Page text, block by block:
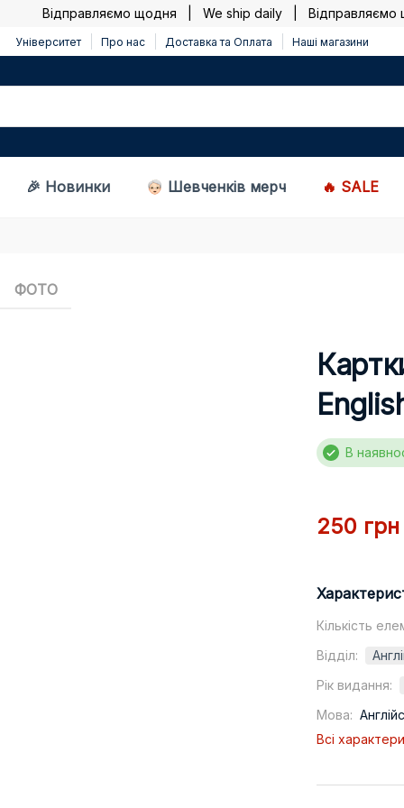
Відправляємо щодня | We ship daily | Відправляємо
Університет Про нас Доставка та Оплата Наші магазини
🎉 Новинки Шевченків мерч 🔥 SALE
ФОТО
В
250 грн
Кількість
Відділ:
Рік видання:
Мова:
Всі